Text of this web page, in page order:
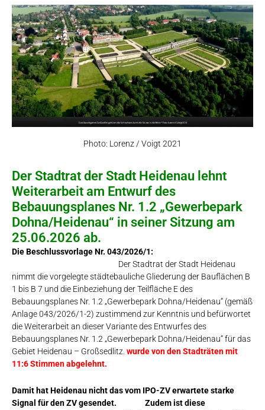
Photo: Lorenz / Voigt 2021
Der Stadtrat der Stadt Heidenau lehnt
Weiterarbeit am Entwurf des
Bebauungsplanes Nr. 1.2 „Gewerbepark
Dohna/Heidenau“ in seiner Sitzung am
25.06.2026 ab.
Die Beschlussvorlage Nr. 043/2026/1:
Der Stadtrat der Stadt Heidenau
nimmt die vorgelegte städtebauliche Gliederung der Bauflächen B
1 bis B 7 und die Einbeziehung der Teilfläche E des
Bebauungsplanes Nr. 1.2 „Gewerbepark Dohna/Heidenau“ (gemäß
Anlage 043/2026/1-2) zustimmend zur Kenntnis und befürwortet
die Weiterarbeit an dieser Variante des Entwurfes des
Bebauungsplanes Nr. 1.2 „Gewerbepark Dohna/Heidenau“ für das
Gebiet Heidenau – Großsedlitz. wurde von den Stadträten mit
11:6 Stimmen abgelehnt.
Damit hat Heidenau nicht das vom IPO-ZV erwartete starke
Signal für den ZV gesendet. Zudem ist diese